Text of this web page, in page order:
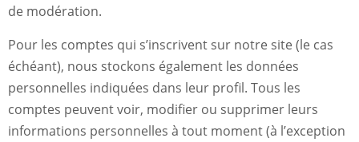
de modération.
Pour les comptes qui s’inscrivent sur notre site (le cas
échéant), nous stockons également les données
personnelles indiquées dans leur profil. Tous les
comptes peuvent voir, modifier ou supprimer leurs
informations personnelles à tout moment (à l’exception